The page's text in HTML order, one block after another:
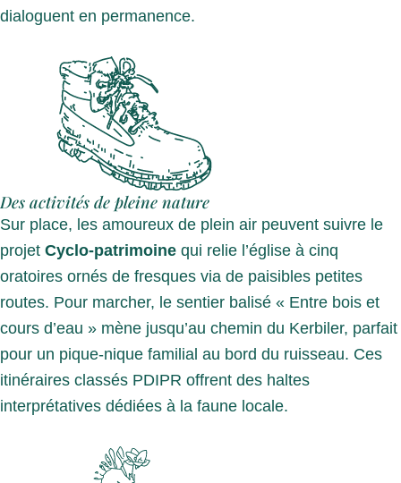
dialoguent en permanence.
Des activités de pleine nature
Sur place, les amoureux de plein air peuvent suivre le
projet Cyclo-patrimoine qui relie l’église à cinq
oratoires ornés de fresques via de paisibles petites
routes. Pour marcher, le sentier balisé « Entre bois et
cours d’eau » mène jusqu’au chemin du Kerbiler, parfait
pour un pique-nique familial au bord du ruisseau. Ces
itinéraires classés PDIPR offrent des haltes
interprétatives dédiées à la faune locale.